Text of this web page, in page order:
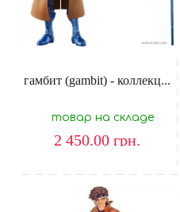
гамбит (gambit) - коллекц...
товар на складе
2 450.00 грн.